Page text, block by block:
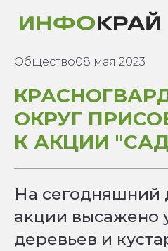
Общество08 мая 2023
ОКРУГ
К АКЦИИ
На сегодняшний
акции высажено
деревьев и